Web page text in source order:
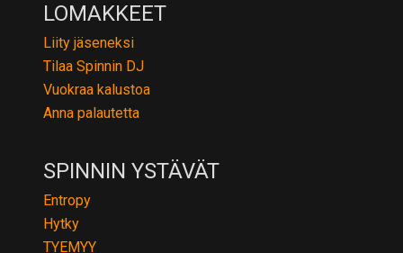
LOMAKKEET
Liity jäseneksi
Tilaa Spinnin DJ
Vuokraa kalustoa
Anna palautetta
SPINNIN YSTÄVÄT
Entropy
Hytky
TYEMYY